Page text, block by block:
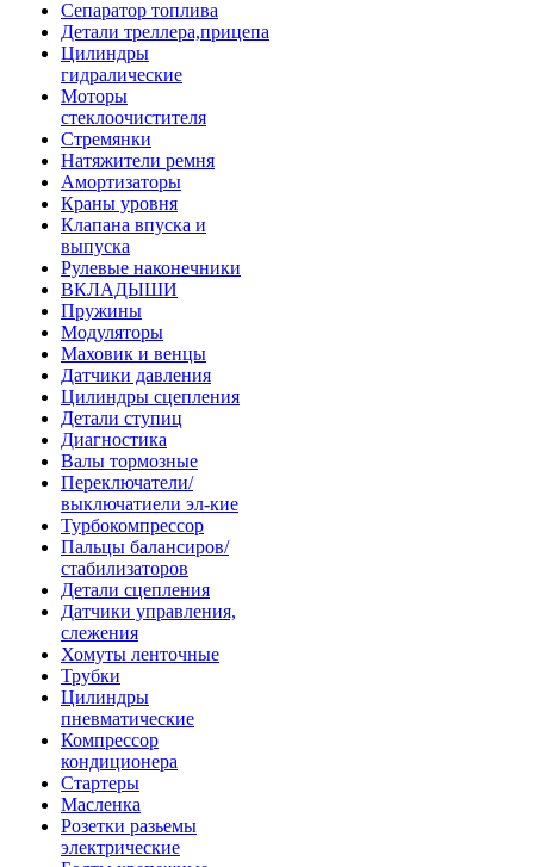
Сепаратор топлива
Детали треллера,прицепа
Цилиндры
гидралические
Моторы
стеклоочистителя
Стремянки
Натяжители ремня
Амортизаторы
Краны уровня
Клапана впуска и
выпуска
Рулевые наконечники
ВКЛАДЫШИ
Пружины
Модуляторы
Маховик и венцы
Датчики давления
Цилиндры сцепления
Детали ступиц
Диагностика
Валы тормозные
Переключатели/
выключатиели эл-кие
Турбокомпрессор
Пальцы балансиров/
стабилизаторов
Детали сцепления
Датчики управления,
слежения
Хомуты ленточные
Трубки
Цилиндры
пневматические
Компрессор
кондиционера
Стартеры
Масленка
Розетки разьемы
электрические